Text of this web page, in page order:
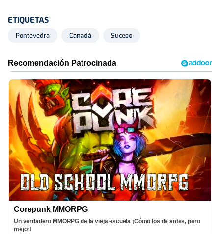
ETIQUETAS
Pontevedra Canadá Suceso
Corepunk MMORPG
Un verdadero MMORPG de la vieja escuela ¡Cómo los de antes, pero
mejor!